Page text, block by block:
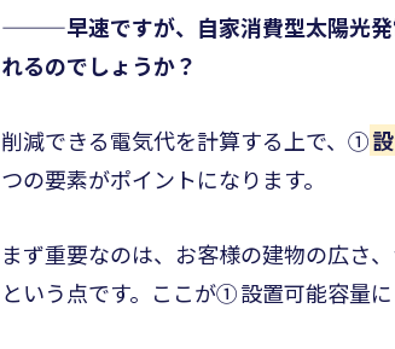
———早速ですが、自家消費型太陽光発
れるのでしょうか？
削減できる電気代を計算する上で、①
つの要素がポイントになります。
まず重要なのは、お客様の建物の広さ
という点です。ここが①設置可能容量に